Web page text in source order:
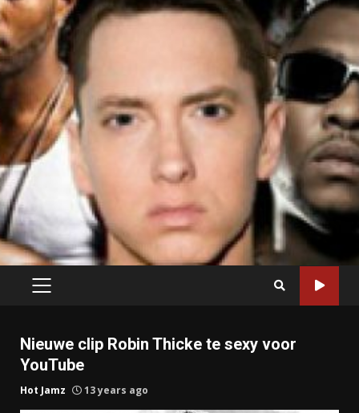
PRIMARY
Nieuwe clip Robin Thicke te sexy voor
YouTube
Hot Jamz 13 years ago